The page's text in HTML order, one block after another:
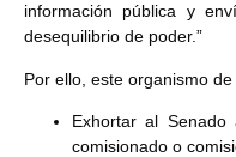
información pública y
desequilibrio de poder.”
Por ello, este organismo
Exhortar al
comisionado o